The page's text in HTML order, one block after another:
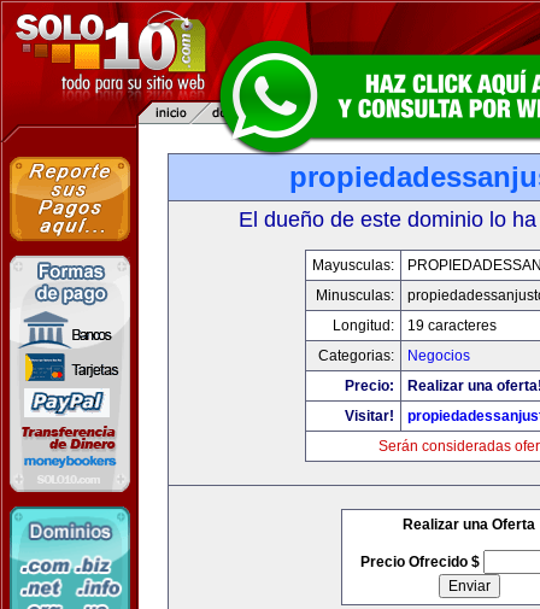
El dueño de este dominio lo
Mayusculas:
Minusculas:
Longitud:
19 caracteres
Categorias:
Negocios
Precio:
Realizar una
Visitar!
Serán consideradas
Realizar una Oferta
Precio Ofrecido $